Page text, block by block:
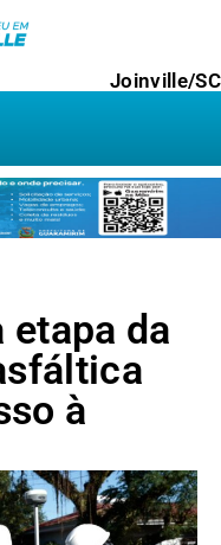
Joinville/SC
da
à